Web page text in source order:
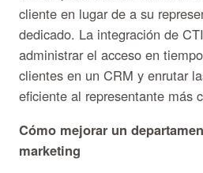
cliente en lugar de a su
dedicado. La integración de
administrar el acceso en
clientes en un CRM y enrutar
eficiente al representante más
Cómo mejorar un
marketing